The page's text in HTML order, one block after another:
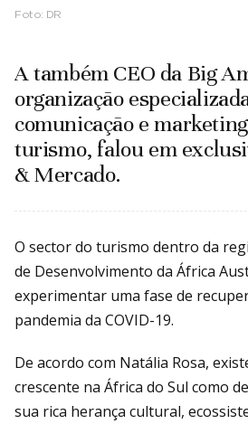
Foto: DR
A também CEO da Big
organização
comunicação e
turismo, falou em
& Mercado.
O sector do turismo dentro da
de Desenvolvimento da África
experimentar uma fase de
pandemia da COVID-19.
De acordo com Natália Rosa,
crescente na África do Sul como
sua rica herança cultural,